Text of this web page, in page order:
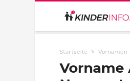
Startseite Vornamen
Vorname